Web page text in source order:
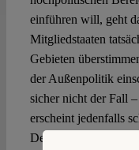
einführen will, geht
Mitgliedstaaten
Gebieten
der Außenpolitik
sicher nicht der Fall
erscheint jedenfalls
Deutschland etwa